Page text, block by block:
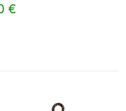
€